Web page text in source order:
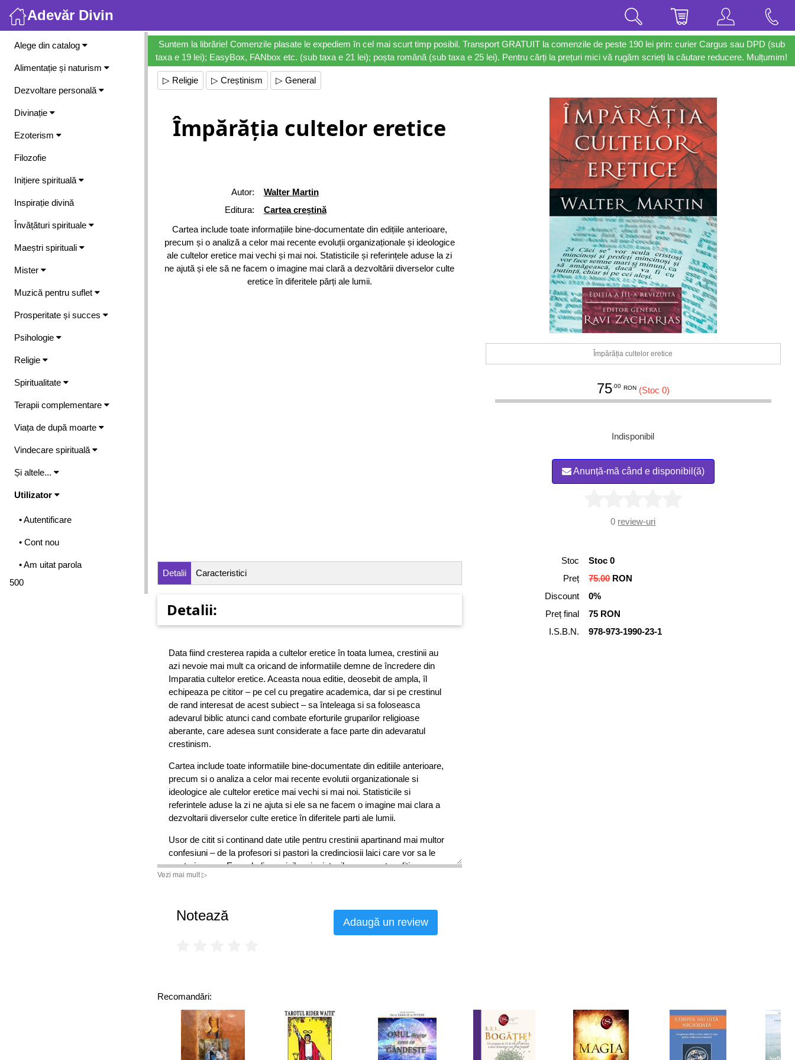
Adevăr Divin
Meniu
Alege din catalog
Alimentație și naturism
Dezvoltare personală
Divinație
Ezoterism
Filozofie
Inițiere spirituală
Inspirație divină
Învățături spirituale
Maeștri spirituali
Mister
Muzică pentru suflet
Prosperitate și succes
Psihologie
Religie
Spiritualitate
Terapii complementare
Viața de după moarte
Vindecare spirituală
Și altele...
Utilizator
• Autentificare
• Cont nou
• Am uitat parola
500
Suntem la librărie! Comenzile plasate le expediem în cel mai scurt timp posibil. Transport GRATUIT la comenzile de peste 190 lei prin: curier Cargus sau DPD (sub
taxa e 19 lei); EasyBox, FANbox etc. (sub taxa e 21 lei); poșta română (sub taxa e 25 lei). Pentru cărți la prețuri mici vă rugăm scrieți la căutare reducere. Mulțumim!
▷ Religie ▷ Creștinism ▷ General
Împărăția cultelor eretice
Autor:
Walter Martin
Editura:
Cartea creștină
Cartea include toate informațiile bine-documentate din edițiile anterioare,
precum și o analiză a celor mai recente evoluții organizaționale și ideologice
ale cultelor eretice mai vechi și mai noi. Statisticile și referințele aduse la zi
ne ajută și ele să ne facem o imagine mai clară a dezvoltării diverselor culte
eretice în diferitele părți ale lumii.
Împărăția cultelor eretice
75 .00 RON (Stoc 0)
Indisponibil
Anunță-mă când e disponibil(ă)
0 review-uri
Detalii Caracteristici
Detalii:
Data fiind cresterea rapida a cultelor eretice în toata lumea, crestinii au
azi nevoie mai mult ca oricand de informatiile demne de încredere din
Imparatia cultelor eretice. Aceasta noua editie, deosebit de ampla, îl
echipeaza pe cititor – pe cel cu pregatire academica, dar si pe crestinul
de rand interesat de acest subiect – sa înteleaga si sa foloseasca
adevarul biblic atunci cand combate eforturile gruparilor religioase
aberante, care adesea sunt considerate a face parte din adevaratul
crestinism.
Cartea include toate informatiile bine-documentate din editiile anterioare,
precum si o analiza a celor mai recente evolutii organizationale si
ideologice ale cultelor eretice mai vechi si mai noi. Statisticile si
referintele aduse la zi ne ajuta si ele sa ne facem o imagine mai clara a
dezvoltarii diverselor culte eretice în diferitele parti ale lumii.
Usor de citit si continand date utile pentru crestinii apartinand mai multor
confesiuni – de la profesori si pastori la credinciosii laici care vor sa le
marturiseasca Evanghelia vecinilor si prietenilor – aceasta editie noua a
Imparatiei cultelor eretice va ramane cu siguranta o carte de referinta în
Principalele culte eretice si religii luate în discutie:
• Universalismul unitarian
• Credinta Baha’i
• Budismul
• Stiinta crestina
• Religiile orientale
Vezi mai mult ▷
Stoc
Stoc 0
Preț
75.00RON
Discount
0%
Preț final
75 RON
I.S.B.N.
978-973-1990-23-1
Notează Adaugă un review
Recomandări: